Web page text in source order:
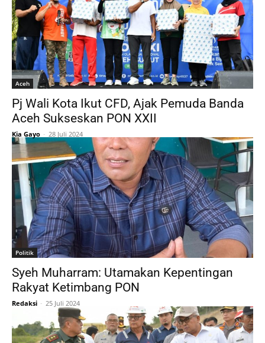
Aceh
Pj Wali Kota Ikut CFD, Ajak Pemuda Banda
Aceh Sukseskan PON XXII
Kia Gayo - 28 Juli 2024
Politik
Syeh Muharram: Utamakan Kepentingan
Rakyat Ketimbang PON
Redaksi - 25 Juli 2024